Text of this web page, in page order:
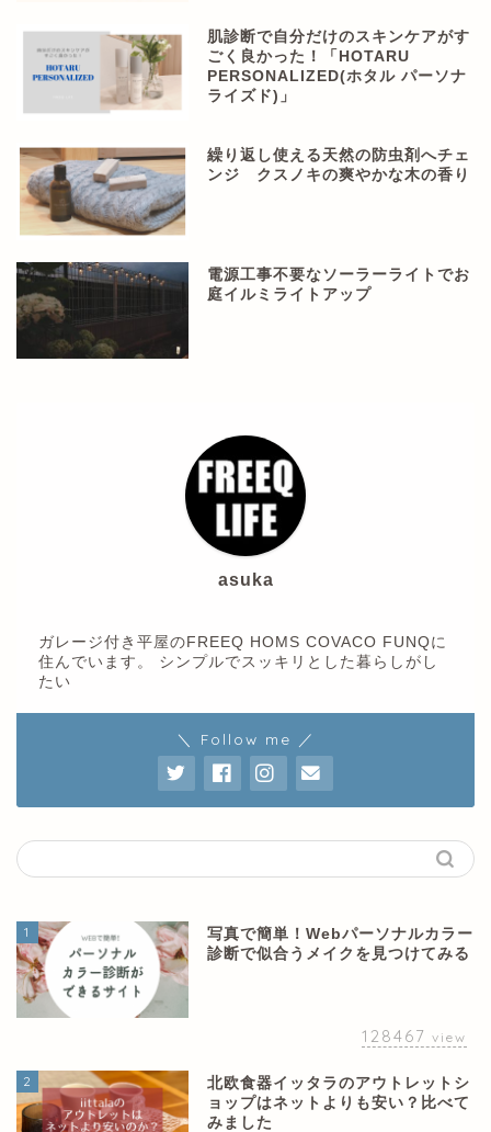
肌診断で自分だけのスキンケアがす
ごく良かった！「HOTARU
PERSONALIZED(ホタル パーソナ
ライズド)」
繰り返し使える天然の防虫剤へチェ
ンジ クスノキの爽やかな木の香り
電源工事不要なソーラーライトでお
庭イルミライトアップ
asuka
ガレージ付き平屋のFREEQ HOMS COVACO FUNQに
住んでいます。 シンプルでスッキリとした暮らしがし
たい
＼ Follow me ／
1
写真で簡単！Webパーソナルカラー
診断で似合うメイクを見つけてみる
128467 view
2
北欧食器イッタラのアウトレットシ
ョップはネットよりも安い？比べて
みました